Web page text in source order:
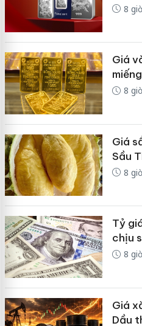
8
Giá
8
Giá
Sầu
8
Tỷ
chịu
8
Giá
Dầu